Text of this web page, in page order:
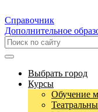
Справочник
Дополнительное
Выбрать город
Курсы
Обучение